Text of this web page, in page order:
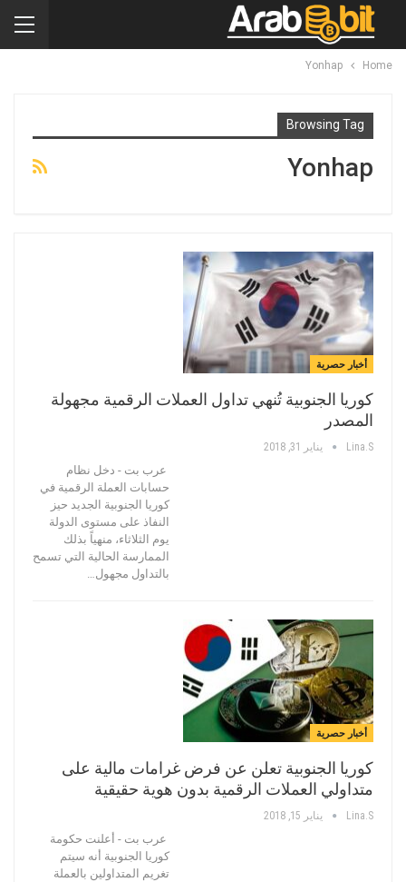
Home
Yonhap
Browsing Tag
Yonhap
أخبار حصرية
كوريا الجنوبية تُنهي تداول العملات الرقمية مجهولة
المصدر
Lina.s يناير 31, 2018
عرب بت - دخل نظام
حسابات العملة الرقمية في
كوريا الجنوبية الجديد حيز
النفاذ على مستوى الدولة
يوم الثلاثاء، منهياً بذلك
الممارسة الحالية التي تسمح
بالتداول مجهول…
أخبار حصرية
كوريا الجنوبية تعلن عن فرض غرامات مالية على
متداولي العملات الرقمية بدون هوية حقيقية
Lina.s يناير 15, 2018
عرب بت - أعلنت حكومة
كوريا الجنوبية أنه سيتم
تغريم المتداولين بالعملة